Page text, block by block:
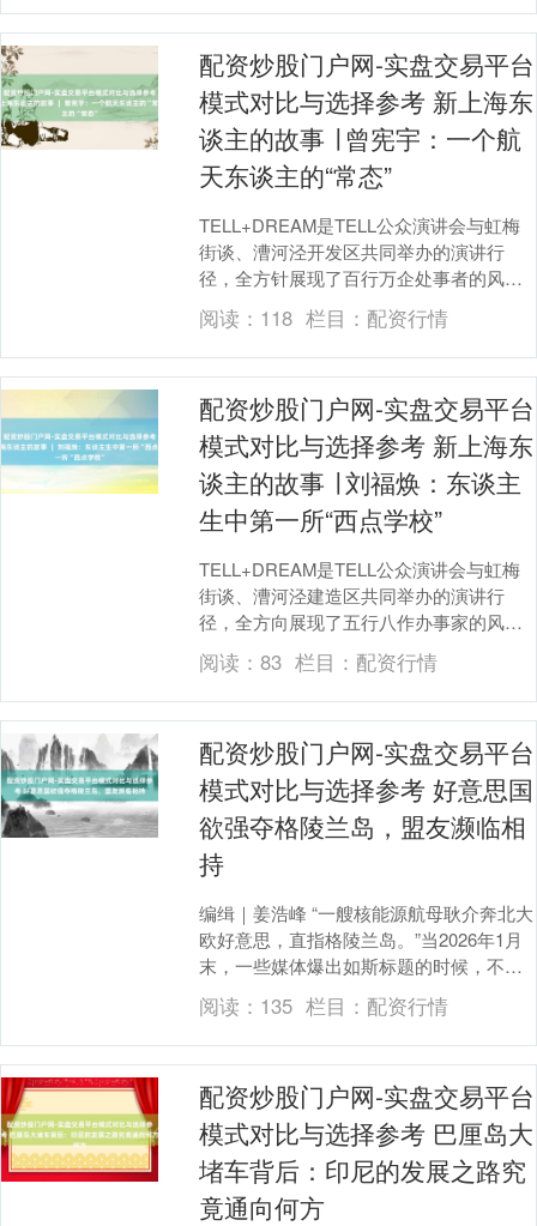
配资炒股门户网-实盘交易平台
模式对比与选择参考 新上海东
谈主的故事 ∣ 曾宪宇：一个航
天东谈主的“常态”
TELL+DREAM是TELL公众演讲会与虹梅
街谈、漕河泾开发区共同举办的演讲行
径，全方针展现了百行万企处事者的风
范。在不久前举办的第十届TELL+DREAM
行....
阅读： 118 栏目： 配资行情
配资炒股门户网-实盘交易平台
模式对比与选择参考 新上海东
谈主的故事 ∣ 刘福焕：东谈主
生中第一所“西点学校”
TELL+DREAM是TELL公众演讲会与虹梅
街谈、漕河泾建造区共同举办的演讲行
径，全方向展现了五行八作办事家的风
姿。在不久前举办的第十届TELL+DREAM
行....
阅读：83 栏目： 配资行情
配资炒股门户网-实盘交易平台
模式对比与选择参考 好意思国
欲强夺格陵兰岛，盟友濒临相
持
编缉｜姜浩峰 “一艘核能源航母耿介奔北大
欧好意思，直指格陵兰岛。”当2026年1月
末，一些媒体爆出如斯标题的时候，不少
读者在脑补画面。有东说念主嗅觉，是否
好意思....
阅读： 135 栏目： 配资行情
配资炒股门户网-实盘交易平台
模式对比与选择参考 巴厘岛大
堵车背后：印尼的发展之路究
竟通向何方